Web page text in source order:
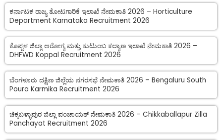
ಕರ್ನಾಟಕ ರಾಜ್ಯ ತೋಟಗಾರಿಕೆ ಇಲಾಖೆ ನೇಮಕಾತಿ 2026 – Horticulture
Department Karnataka Recruitment 2026
ಕೊಪ್ಪಳ ಜಿಲ್ಲಾ ಆರೋಗ್ಯ ಮತ್ತು ಕುಟುಂಬ ಕಲ್ಯಾಣ ಇಲಾಖೆ ನೇಮಕಾತಿ 2026 –
DHFWD Koppal Recruitment 2026
ಬೆಂಗಳೂರು ದಕ್ಷಿಣ ಜಿಲ್ಲೆಯ ನಗರಸಭೆ ನೇಮಕಾತಿ 2026 – Bengaluru South
Poura Karmika Recruitment 2026
ಚಿಕ್ಕಬಳ್ಳಾಪುರ ಜಿಲ್ಲಾ ಪಂಚಾಯತ್ ನೇಮಕಾತಿ 2026 – Chikkaballapur Zilla
Panchayat Recruitment 2026